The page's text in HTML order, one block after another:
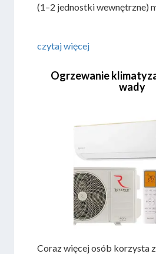
(1–2 jednostki wewnętrzne)
więcej jednostek
przypadkach także powyżej
czytaj więcej
Ogrzewanie
wady
Coraz więcej osób korzysta